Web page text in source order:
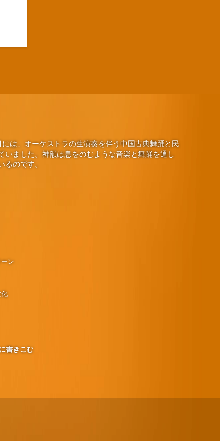
は、オーケストラの生演奏を伴う中国古典舞踊と民
ました。神韻は息をのむような音楽と舞踊を通し
のです。
ン
化
書きこむ